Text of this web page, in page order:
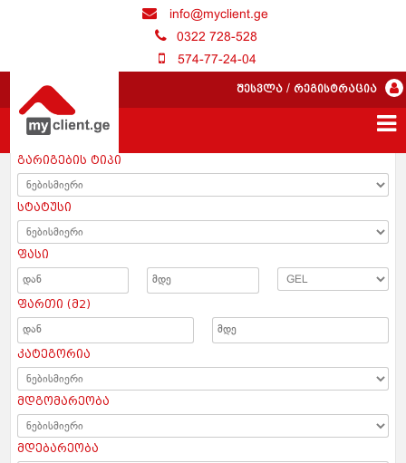
info@myclient.ge
0322 728-528
574-77-24-04
შესვლა / რეგისტრაცია
გარიგების ტიპი
სტატუსი
ფასი
ფართი (მ2)
კატეგორია
მდგომარეობა
მდებარეობა